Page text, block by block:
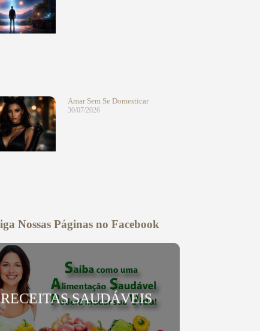
Amar Sem Se Domesticar
30/07/2026
Nossas Páginas no Facebook
RECEITAS SAUDÁVEIS